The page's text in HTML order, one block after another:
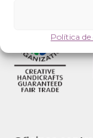
Política de